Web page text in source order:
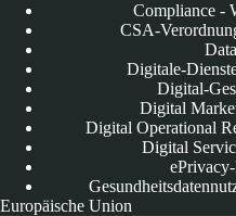
Compliance -
CSA-
Digitale-
Digital-
Digital
Digital Operational
Digital
Europäische Union